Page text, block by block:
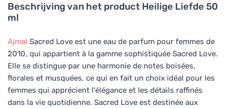
Beschrijving van het product Heilige Liefde 50
ml
Ajmal Sacred Love est une eau de parfum pour femmes de
2010, qui appartient à la gamme sophistiquée Sacred Love.
Elle se distingue par une harmonie de notes boisées,
florales et musquées, ce qui en fait un choix idéal pour les
femmes qui apprécient l'élégance et les détails raffinés
dans la vie quotidienne. Sacred Love est destinée aux